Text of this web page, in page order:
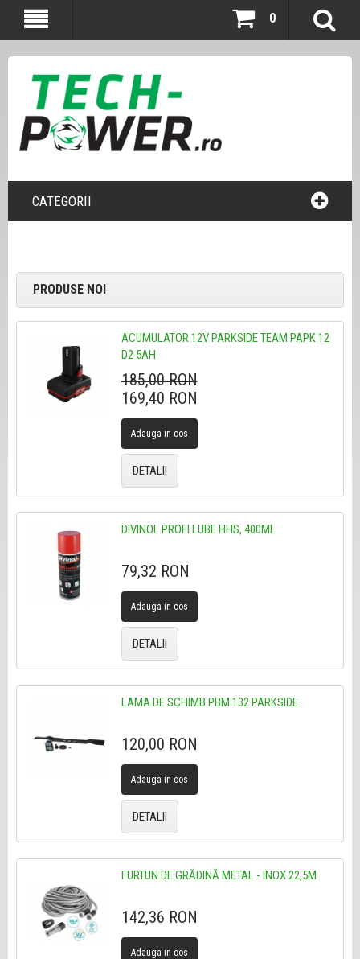
0
CATEGORII
PRODUSE NOI
ACUMULATOR 12V PARKSIDE TEAM PAPK 12
D2 5AH
185,00 RON
169,40 RON
Adauga in cos
DETALII
DIVINOL PROFI LUBE HHS, 400ML
79,32 RON
Adauga in cos
DETALII
LAMA DE SCHIMB PBM 132 PARKSIDE
120,00 RON
Adauga in cos
DETALII
FURTUN DE GRĂDINĂ METAL - INOX 22,5M
142,36 RON
Adauga in cos